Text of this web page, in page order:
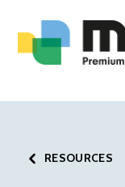
RESOURCES